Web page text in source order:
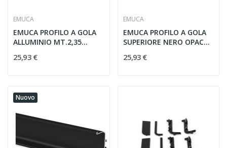
EMUCA
EMUCA PROFILO A GOLA
ALLUMINIO MT.2,35
25,93 €
EMUCA
EMUCA PROFILO A GOLA
SUPERIORE NERO OPACO
25,93 €
Nuovo